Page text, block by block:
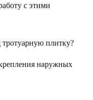
с этими
плитку?
наружных